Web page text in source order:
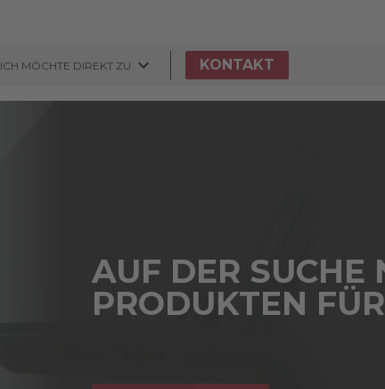
ICH MÖCHTE DIREKT ZU KONTAKT
AUF DER SUCHE
PRODUKTEN